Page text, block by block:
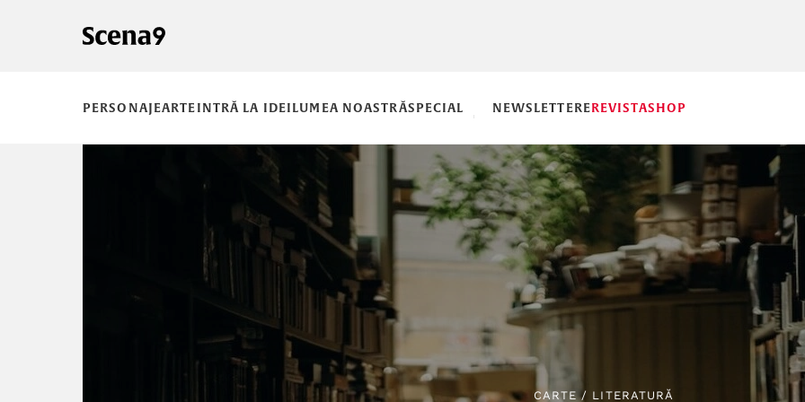
PERSONAJEARTEINTRĂ LA IDEILUMEA NOASTRĂSPECIAL NEWSLETTEREREVISTASHOP
CARTE / LITERATURĂ